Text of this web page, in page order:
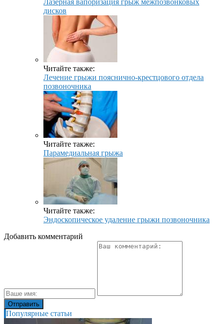
Лазерная вапоризация грыж межпозвонковых
дисков
Читайте также:
Лечение грыжи пояснично-крестцового отдела
позвоночника
Читайте также:
Парамедиальная грыжа
Читайте также:
Эндоскопическое удаление грыжи позвоночника
Добавить комментарий
Популярные статьи